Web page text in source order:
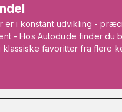
er i konstant udvikling -
- Hos Autodude finder du
favoritter fra flere